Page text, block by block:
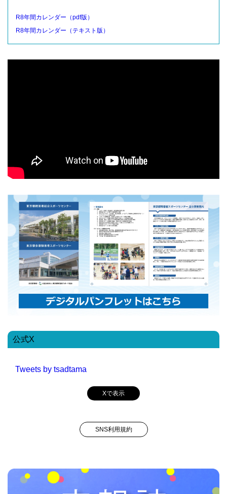
R8年間カレンダー（pdf版）
R8年間カレンダー（テキスト版）
公式X
Tweets by tsadtama
Xで表示
SNS利用規約